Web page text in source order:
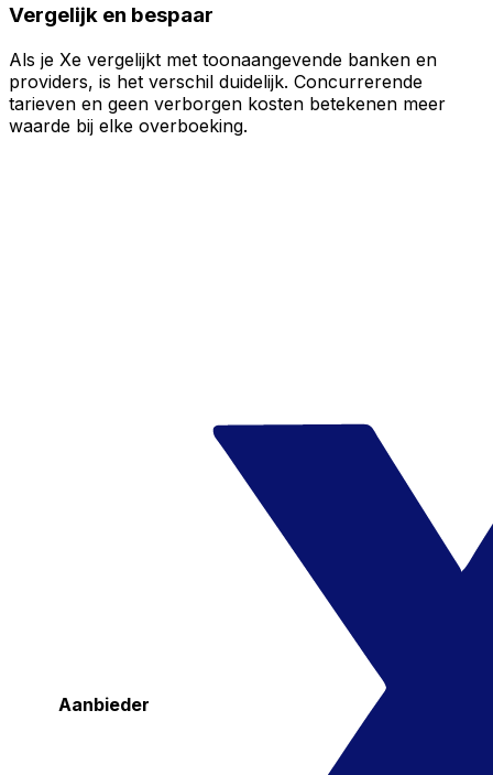
Vergelijk en bespaar
Als je Xe vergelijkt met toonaangevende banken en
providers, is het verschil duidelijk. Concurrerende
tarieven en geen verborgen kosten betekenen meer
waarde bij elke overboeking.
Aanbieder